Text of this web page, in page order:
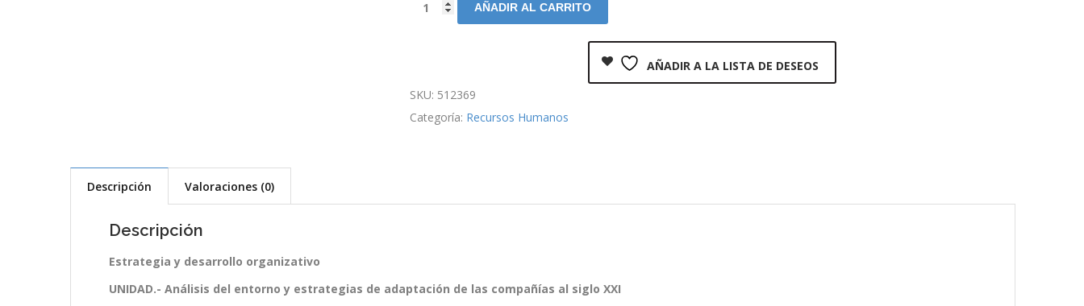
AÑADIR AL CARRITO
AÑADIR A LA LISTA DE DESEOS
SKU: 512369
Categoría: Recursos Humanos
Descripción Valoraciones (0)
Descripción
Estrategia y desarrollo organizativo
UNIDAD.- Análisis del entorno y estrategias de adaptación de las compañías al siglo XXI